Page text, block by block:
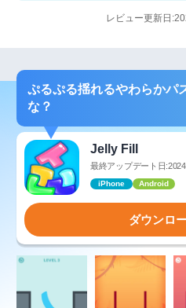
レビュー更新日
ぷるぷる揺れるやわらか
な？
Jelly Fill
最終アップデート日
iPhone Android
ダウンロ